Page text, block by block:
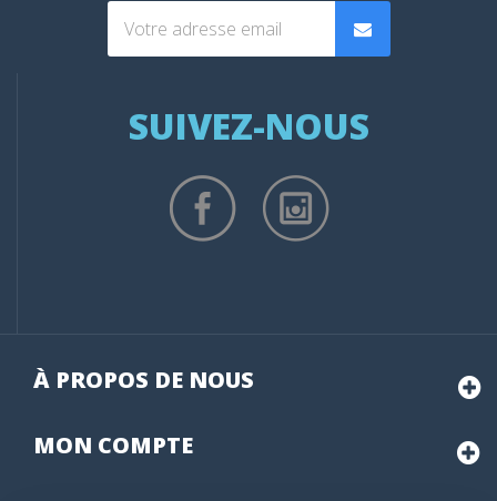
SUIVEZ-NOUS
À PROPOS DE NOUS
MON COMPTE